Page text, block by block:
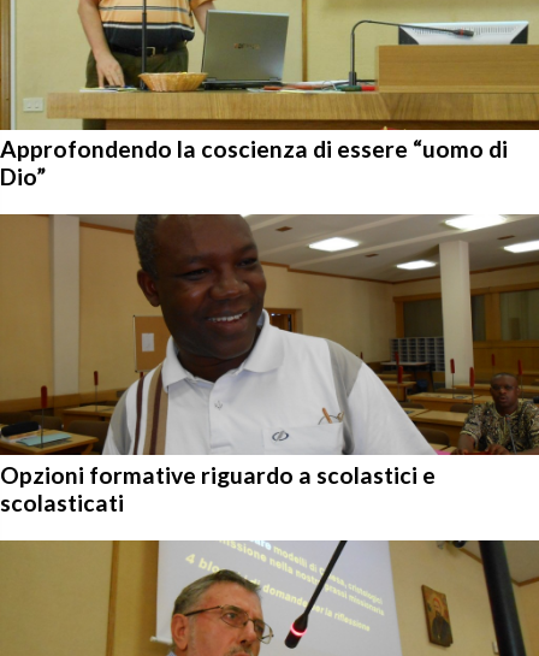
Approfondendo la coscienza di essere “uomo di
Dio”
Opzioni formative riguardo a scolastici e
scolasticati